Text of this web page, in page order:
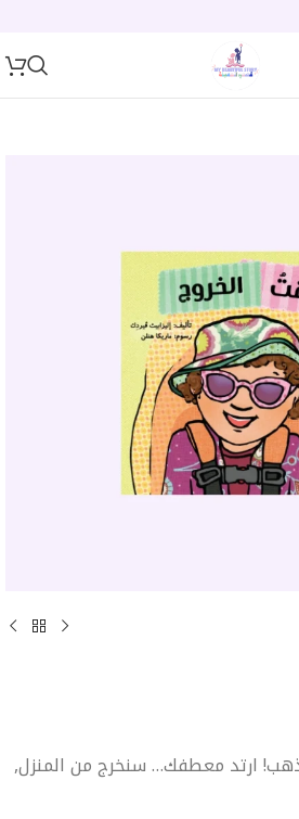
ارتد معطفك… سنخرج من المنزل,